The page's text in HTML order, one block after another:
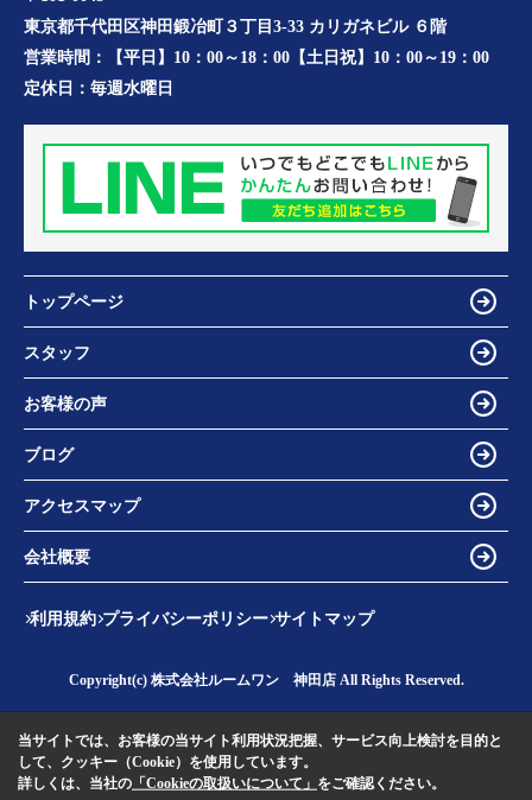
東京都千代田区神田鍛冶町３丁目3-33 カリガネビル ６階
営業時間：
【平日】10：00～18：00【土日祝】10：00～19：00
定休日： 毎週水曜日
トップページ
スタッフ
お客様の声
ブログ
アクセスマップ
会社概要
利用規約 プライバシーポリシー サイトマップ
Copyright(c) 株式会社ルームワン 神田店 All Rights Reserved.
当サイトでは、お客様の当サイト利用状況把握、サービス向上検討を目的と
して、クッキー（Cookie）を使用しています。
詳しくは、当社の 「Cookieの取扱いについて」 をご確認ください。